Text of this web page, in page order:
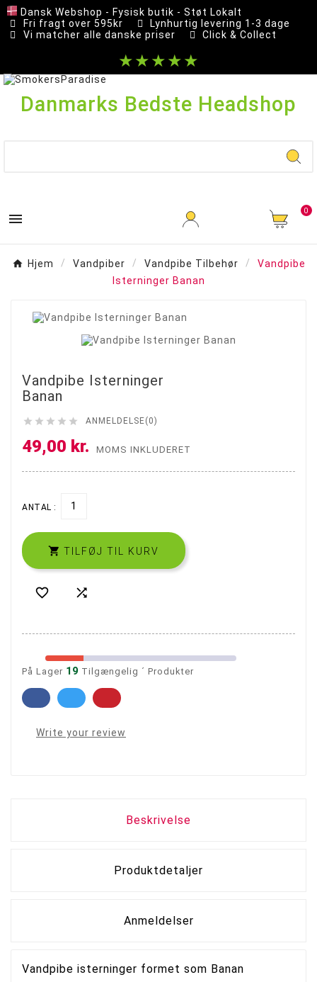
Dansk Webshop - Fysisk butik - Støt Lokalt
Fri fragt over 595kr
Lynhurtig levering 1-3 dage
Vi matcher alle danske priser
Click & Collect
★★★★★
Danmarks Bedste Headshop
 0
Hjem Vandpiber Vandpibe Tilbehør
Vandpibe
Isterninger Banan
Vandpibe Isterninger
Banan
     ANMELDELSE(0)
49,00 kr. MOMS INKLUDERET
ANTAL :
 TILFØJ TIL KURV
 
På Lager 19 Tilgængelig ´ Produkter
Write your review
Beskrivelse
Produktdetaljer
Anmeldelser
Vandpibe isterninger formet som Banan